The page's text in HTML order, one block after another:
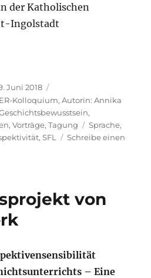
der Katholischen
Ingolstadt
Juni 2018
Kolloquium,Autorin: Annika
,
,Vorträge,Tagung Schlagwörter
Sprache,
,SFL
Schreibe einen
von
– Eine